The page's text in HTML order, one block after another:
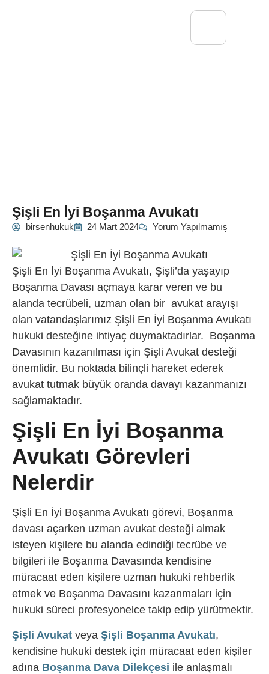
Şişli En İyi Boşanma Avukatı
birsenhukuk 24 Mart 2024 Yorum Yapılmamış
Şişli En İyi Boşanma Avukatı, Şişli’da yaşayıp
Boşanma Davası açmaya karar veren ve bu
alanda tecrübeli, uzman olan bir avukat arayışı
olan vatandaşlarımız Şişli En İyi Boşanma Avukatı
hukuki desteğine ihtiyaç duymaktadırlar. Boşanma
Davasının kazanılması için Şişli Avukat desteği
önemlidir. Bu noktada bilinçli hareket ederek
avukat tutmak büyük oranda davayı kazanmanızı
sağlamaktadır.
Şişli En İyi Boşanma
Avukatı Görevleri
Nelerdir
Şişli En İyi Boşanma Avukatı görevi, Boşanma
davası açarken uzman avukat desteği almak
isteyen kişilere bu alanda edindiği tecrübe ve
bilgileri ile Boşanma Davasında kendisine
müracaat eden kişilere uzman hukuki rehberlik
etmek ve Boşanma Davasını kazanmaları için
hukuki süreci profesyonelce takip edip yürütmektir.
Şişli Avukat veya Şişli Boşanma Avukatı,
kendisine hukuki destek için müracaat eden kişiler
adına Boşanma Dava Dilekçesi ile anlaşmalı